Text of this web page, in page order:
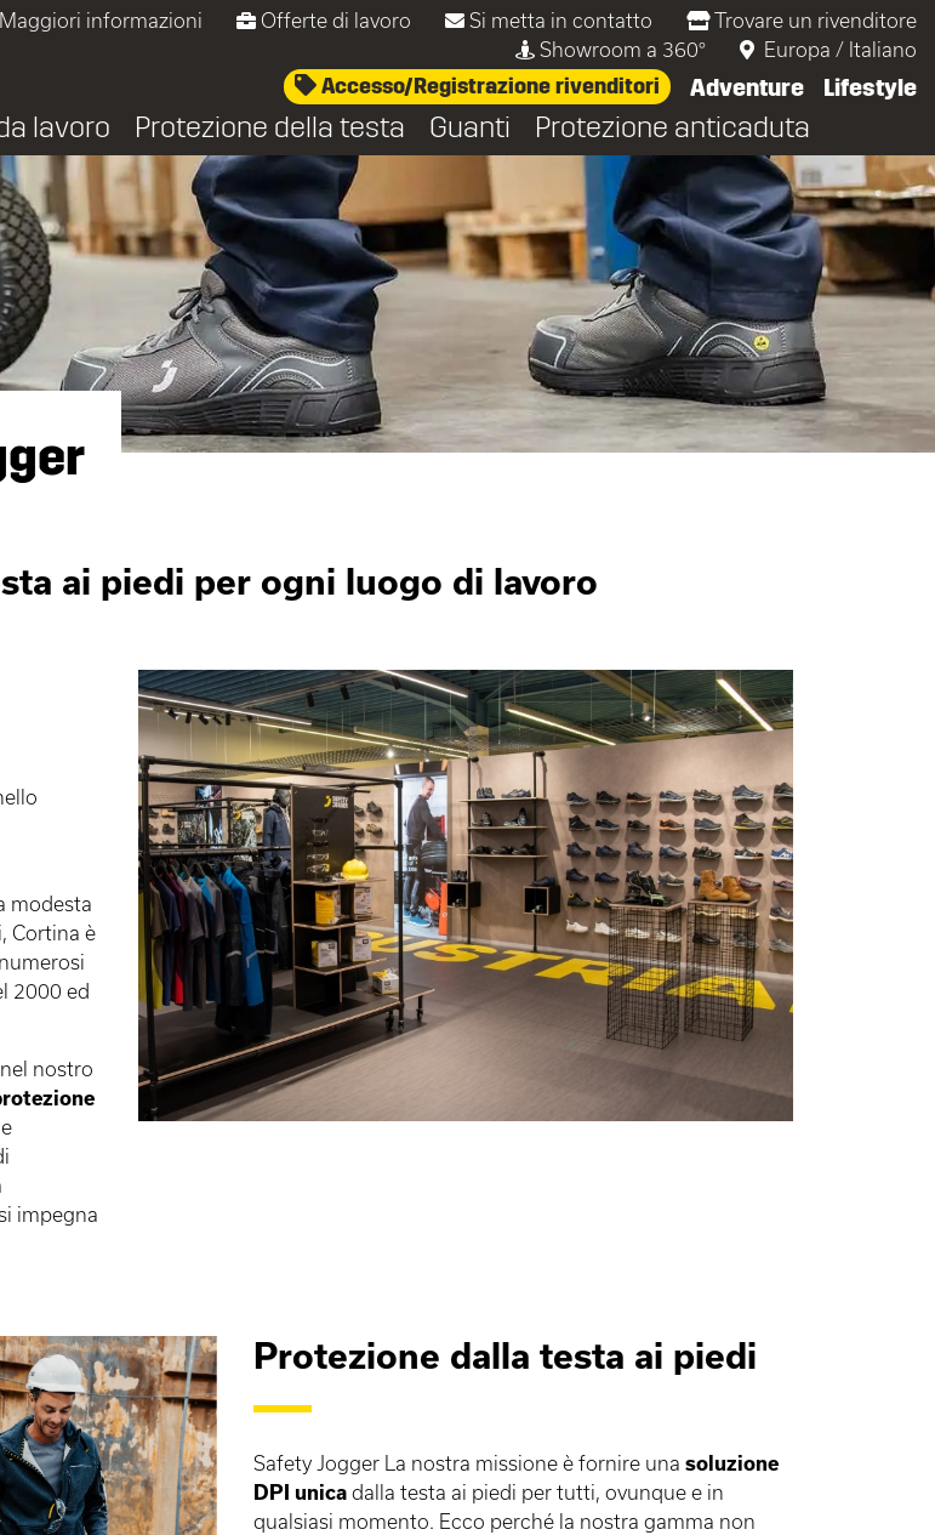
Maggiori informazioni Offerte di lavoro Si metta in contatto
Trovare un rivenditore
Showroom a 360°
Europa / Italiano
Accesso/Registrazione rivenditori Adventure Lifestyle
lavoro Protezione della testa Guanti Protezione anticaduta
ai piedi per ogni luogo di lavoro
modesta
Cortina è
2000 ed
nostro
e
impegna
Protezione dalla testa ai piedi
Safety Jogger La nostra missione è fornire una soluzione
DPI unica dalla testa ai piedi per tutti, ovunque e in
qualsiasi momento. Ecco perché la nostra gamma non